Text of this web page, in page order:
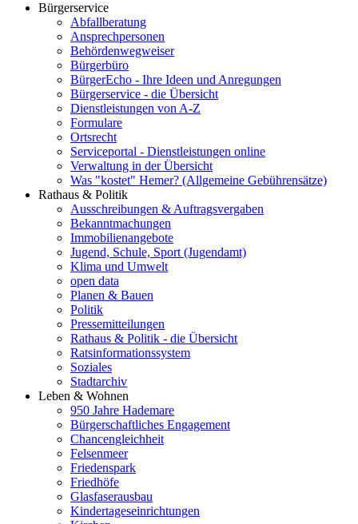
Bürgerservice
Abfallberatung
Ansprechpersonen
Behördenwegweiser
Bürgerbüro
BürgerEcho - Ihre Ideen und Anregungen
Bürgerservice - die Übersicht
Dienstleistungen von A-Z
Formulare
Ortsrecht
Serviceportal - Dienstleistungen online
Verwaltung in der Übersicht
Was "kostet" Hemer? (Allgemeine Gebührensätze)
Rathaus & Politik
Ausschreibungen & Auftragsvergaben
Bekanntmachungen
Immobilienangebote
Jugend, Schule, Sport (Jugendamt)
Klima und Umwelt
open data
Planen & Bauen
Politik
Pressemitteilungen
Rathaus & Politik - die Übersicht
Ratsinformationssystem
Soziales
Stadtarchiv
Leben & Wohnen
950 Jahre Hademare
Bürgerschaftliches Engagement
Chancengleichheit
Felsenmeer
Friedenspark
Friedhöfe
Glasfaserausbau
Kindertageseinrichtungen